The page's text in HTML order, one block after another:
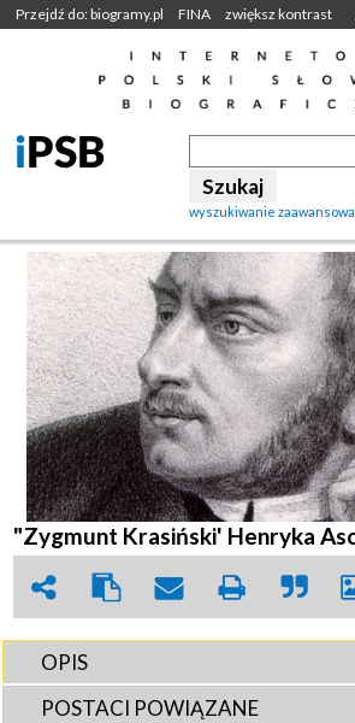
Przejdź do: biogramy.pl FINA zwiększ kontrast
wyszukiwanie
"Zygmunt Krasiński' Henryka
OPIS
POSTACI POWIĄZANE